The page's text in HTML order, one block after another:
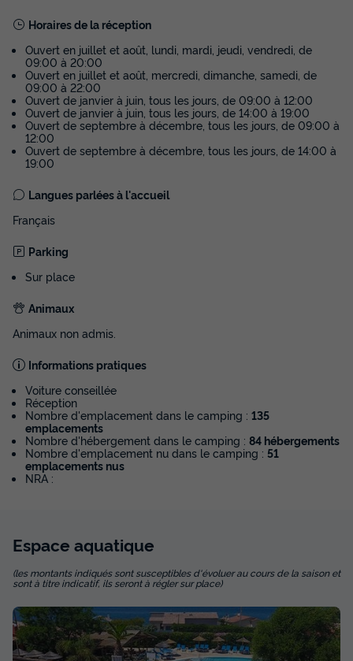
MOBILHOME 4 personnes - Créole 32 m² -
3 pièces - 2 chambres - Climatisation
Annulation gratuite
Surface
32m²
Adultes
4
Chambres
2
Salle de bain
1
Terrasse semi-couverte
Congélateur
MOBILHOME 4 personnes - Créole 32 m² - 3 pièces - 2
du28/11/2026
Meilleur prix pour 7 nuits
APPARTEMENT 4 personnes -
Appartement 2 pièces 40m² - 1 chambre -
douche - TV - jacuzzi
Surface
40m²
Adultes
4
Chambres
1
Salle de bain
1
Horaires de la réception
Ouvert en juillet et août, lundi, mardi, jeudi, vendredi, de
09:00 à 20:00
Ouvert en juillet et août, mercredi, dimanche, samedi, de
09:00 à 22:00
Ouvert de janvier à juin, tous les jours, de 09:00 à 12:00
Ouvert de janvier à juin, tous les jours, de 14:00 à 19:00
Ouvert de septembre à décembre, tous les jours, de 09:00 à
12:00
Ouvert de septembre à décembre, tous les jours, de 14:00 à
19:00
Langues parlées à l'accueil
Français
Parking
Sur place
Animaux
Animaux non admis.
Informations pratiques
Voiture conseillée
Réception
Nombre d'emplacement dans le camping : 135
emplacements
Nombre d'hébergement dans le camping : 84 hébergements
Nombre d'emplacement nu dans le camping : 51
emplacements nus
NRA :
Espace aquatique
(les montants indiqués sont susceptibles d'évoluer au cours de la saison et
sont à titre indicatif, ils seront à régler sur place)